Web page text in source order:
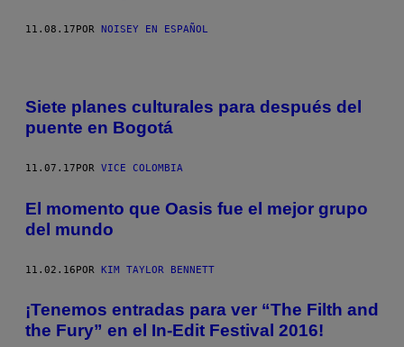
11.08.17POR NOISEY EN ESPAÑOL
Siete planes culturales para después del
puente en Bogotá
11.07.17 POR VICE COLOMBIA
El momento que Oasis fue el mejor grupo
del mundo
11.02.16POR KIM TAYLOR BENNETT
¡Tenemos entradas para ver “The Filth and
the Fury” en el In-Edit Festival 2016!